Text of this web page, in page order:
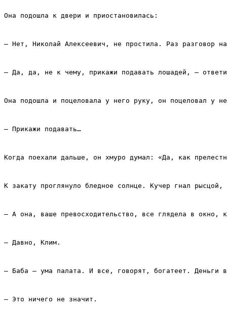
Она подошла к двери и приостановилась:
– Нет, Николай Алексеевич, не простила. Раз разговор
– Да, да, не к чему, прикажи подавать лошадей, –
Она подошла и поцеловала у него руку, он поцеловал у
– Прикажи подавать…
Когда поехали дальше, он хмуро думал: «Да, как
К закату проглянуло бледное солнце. Кучер гнал
– А она, ваше превосходительство, все глядела в окно,
– Давно, Клим.
– Баба – ума палата. И все, говорят, богатеет. Деньги
– Это ничего не значит.